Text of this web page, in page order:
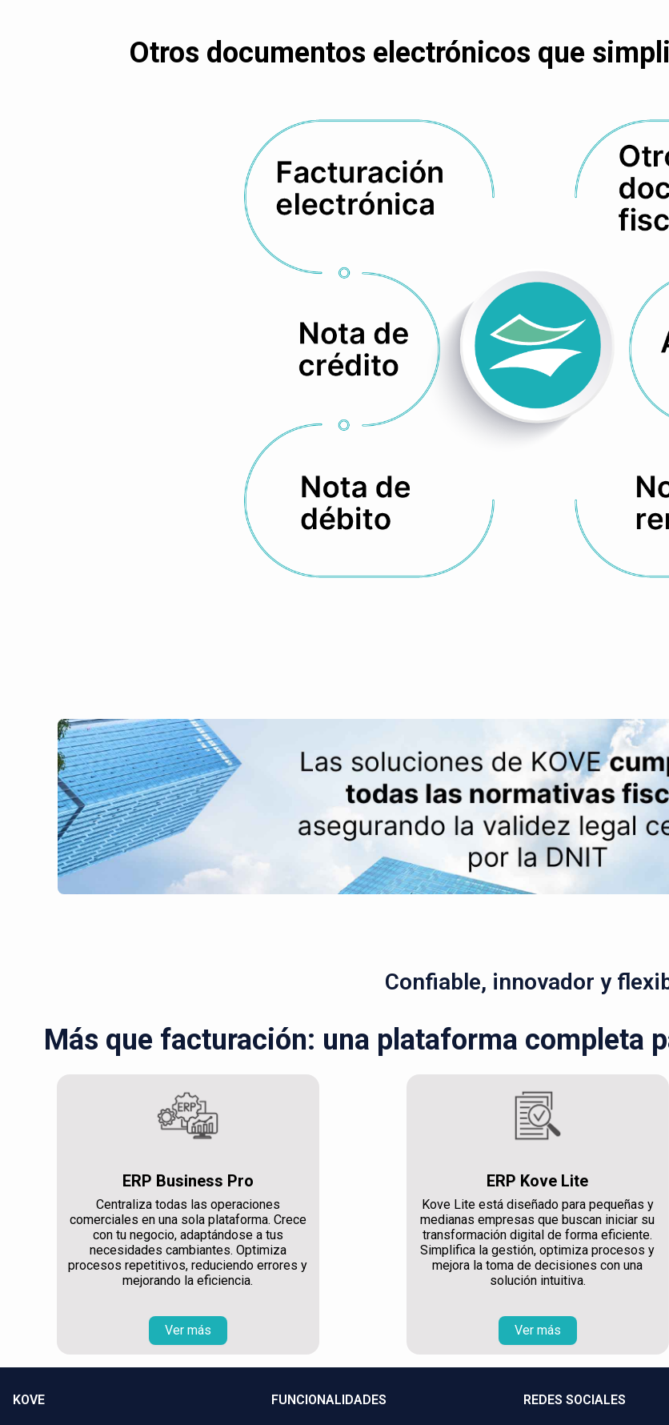
Otros documentos electrónicos que
Confiable, innovador y
Más que facturación: una plataforma completa
ERP Business Pro
Centraliza todas las operaciones
comerciales en una sola plataforma. Crece
con tu negocio, adaptándose a tus
necesidades cambiantes. Optimiza
procesos repetitivos, reduciendo errores y
mejorando la eficiencia.
Ver más
ERP Kove Lite
Kove Lite está diseñado para pequeñas y
medianas empresas que buscan iniciar su
transformación digital de forma eficiente.
Simplifica la gestión, optimiza procesos y
mejora la toma de decisiones con una
solución intuitiva.
Ver más
KOVE FUNCIONALIDADES REDES SOCIALES